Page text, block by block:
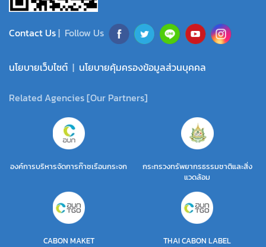
Contact Us| Follow Us
นโยบายเว็บไซต์ | นโยบายคุ้มครองข้อมูลส่วนบุคคล
Related Agencies [Our Partners]
องค์การบริหารจัดการก๊าซเรือนกระจก
กระทรวงทรัพยากรธรรมชาติและสิ่ง
แวดล้อม
CABON MAKET THAI CABON LABEL